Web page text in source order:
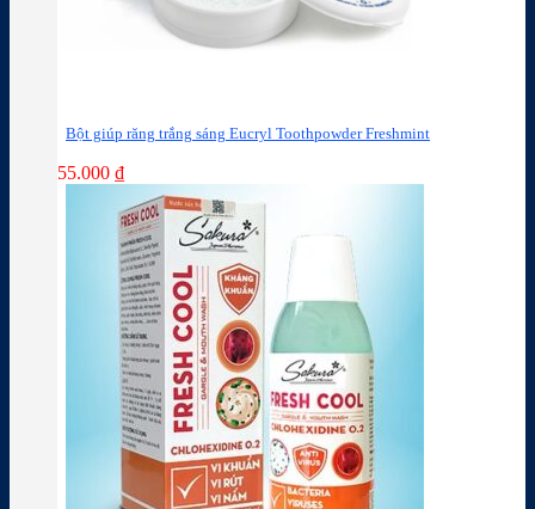
Bột giúp răng trắng sáng Eucryl Toothpowder Freshmint
55.000 ₫